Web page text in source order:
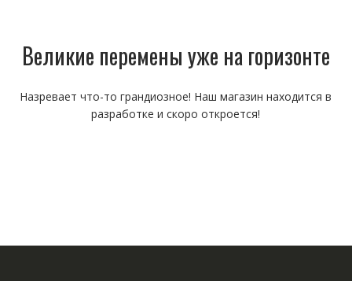
Великие перемены уже на горизонте
Назревает что-то грандиозное! Наш магазин находится в
разработке и скоро откроется!